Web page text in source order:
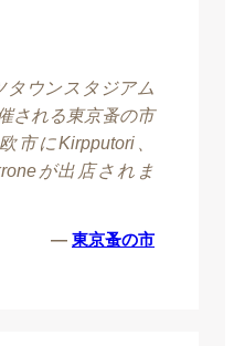
タウンスタジアム
される東京蚤の市
市にKirpputori、
が出店されま
— 東京蚤の市